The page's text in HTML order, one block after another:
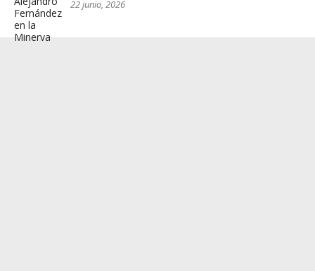
22 junio, 2026